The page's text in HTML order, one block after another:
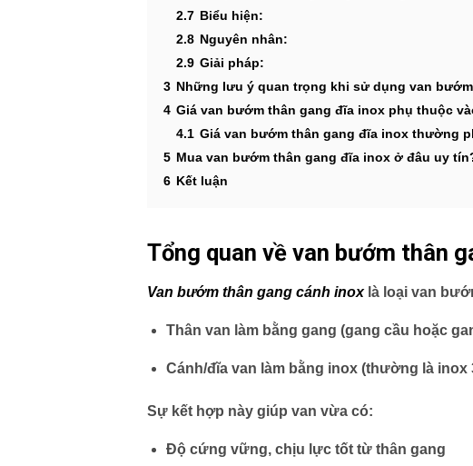
2.7 Biểu hiện:
2.8 Nguyên nhân:
2.9 Giải pháp:
3 Những lưu ý quan trọng khi sử dụng van
4 Giá van bướm thân gang đĩa inox phụ thuộc
4.1 Giá van bướm thân gang đĩa inox thường
5 Mua van bướm thân gang đĩa inox ở đâu uy
6 Kết luận
Tổng quan về van bướm thân
Van bướm thân gang cánh inoxlà loại van
Thân van làm bằng gang (gang cầu hoặc
Cánh/đĩa van làm bằng inox (thường là inox
Sự kết hợp này giúp van vừa có:
Độ cứng vững, chịu lực tốt từ thân gang